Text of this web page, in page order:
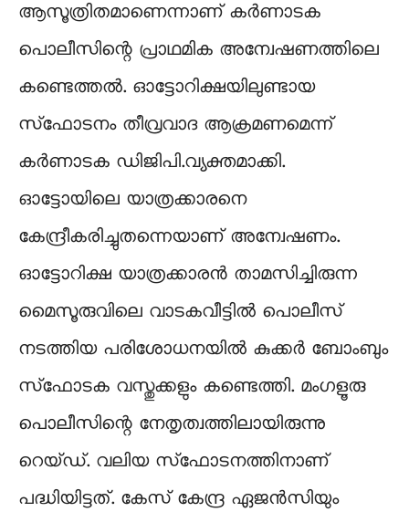
ആസൂത്രിതമാണെന്നാണ് കര്‍ണാടക
പൊലീസിന്റെ പ്രാഥമിക അന്വേഷണത്തിലെ
കണ്ടെത്തല്‍. ഓട്ടോറിക്ഷയിലുണ്ടായ
സ്‌ഫോടനം തീവ്രവാദ ആക്രമണമെന്ന്
കര്‍ണാടക ഡിജിപി.വ്യക്തമാക്കി.
ഓട്ടോയിലെ യാത്രക്കാരനെ
കേന്ദ്രീകരിച്ചുതന്നെയാണ് അന്വേഷണം.
ഓട്ടോറിക്ഷ യാത്രക്കാരന്‍ താമസിച്ചിരുന്ന
മൈസൂരുവിലെ വാടകവീട്ടില്‍ പൊലീസ്
നടത്തിയ പരിശോധനയില്‍ കുക്കര്‍ ബോംബും
സ്‌ഫോടക വസ്തുക്കളും കണ്ടെത്തി. മംഗളൂരു
പൊലീസിന്റെ നേതൃത്വത്തിലായിരുന്നു
റെയ്ഡ്. വലിയ സ്‌ഫോടനത്തിനാണ്
പദ്ധിയിട്ടത്. കേസ് കേന്ദ്ര ഏജന്‍സിയും